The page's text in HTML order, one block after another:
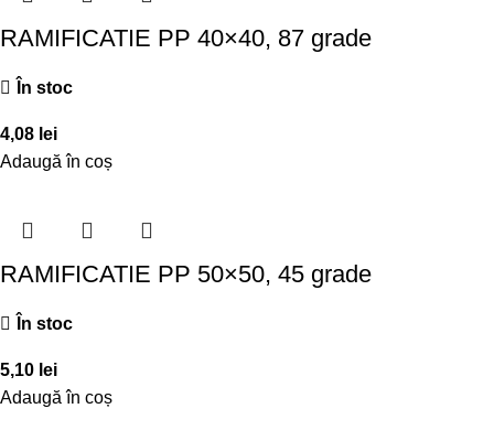
RAMIFICATIE PP 40×40, 87 grade
În stoc
4,08 lei
Adaugă în coș
RAMIFICATIE PP 50×50, 45 grade
În stoc
5,10 lei
Adaugă în coș